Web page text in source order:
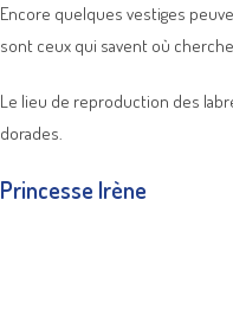
Encore quelques vestiges
sont ceux qui savent où
Le lieu de reproduction des
dorades.
Princesse Irène